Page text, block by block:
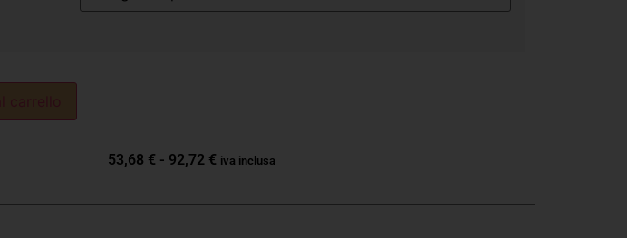
53,68 € - 92,72 € iva inclusa